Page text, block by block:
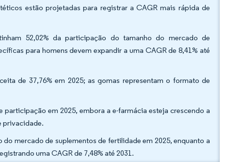
estão projetadas para registrar a CAGR mais rápida de
52,02% da participação do tamanho do mercado de
para homens devem expandir a uma CAGR de 8,41% até
de 37,76% em 2025; as gomas representam o formato de
em 2025, embora a e-farmácia esteja crescendo a
privacidade.
mercado de suplementos de fertilidade em 2025, enquanto a
uma CAGR de 7,48% até 2031.